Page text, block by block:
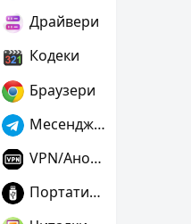
Драйвери
Кодеки
Браузери
Месенджери
VPN/Анонімність
Портативні